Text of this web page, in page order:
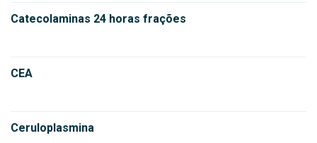
Catecolaminas 24 horas frações
CEA
Ceruloplasmina